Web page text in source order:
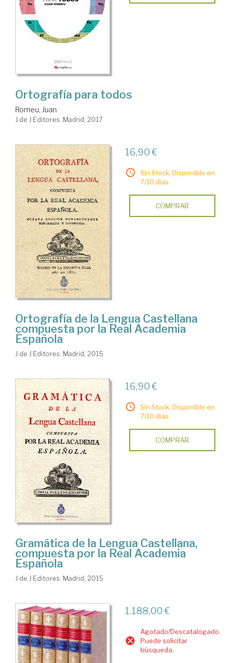
Ortografía para todos
Romeu, Juan
J de J Editores. Madrid, 2017
16,90 €
Sin Stock. Disponible en
7/10 días.
COMPRAR
Ortografía de la Lengua Castellana
compuesta por la Real Academia
Española
J de J Editores. Madrid, 2015
16,90 €
Sin Stock. Disponible en
7/10 días.
COMPRAR
Gramática de la Lengua Castellana,
compuesta por la Real Academia
Española
J de J Editores. Madrid, 2015
1.188,00 €
Agotado/Descatalogado.
Puede solicitar
búsqueda.